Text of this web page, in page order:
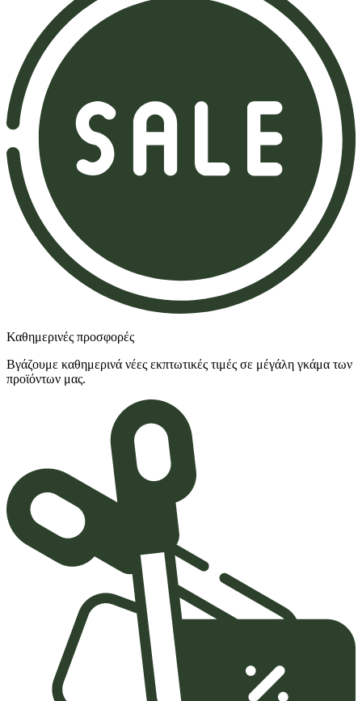
Καθημερινές προσφορές
Βγάζουμε καθημερινά νέες εκπτωτικές τιμές σε μέγάλη γκάμα των
προϊόντων μας.